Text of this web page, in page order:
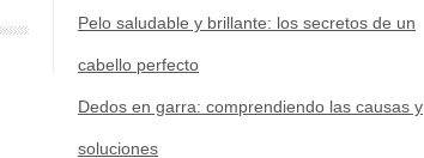
Pelo saludable y brillante: los secretos de un
cabello perfecto
Dedos en garra: comprendiendo las causas y
soluciones